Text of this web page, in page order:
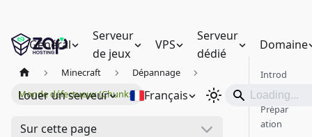
Général
Serveur
de jeux
VPS
Serveur
dédié
Domaine
Louer un serveur Français
Minecraft
Dépannage
Monde défectueux (Chunks)
Sur cette page
Introd
uction
Prépar
ation